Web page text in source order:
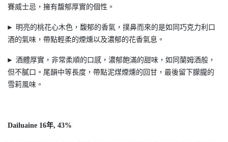
賽威士忌，擁有馥郁厚實的個性。
► 明亮的桃花心木色，馥郁的香氣，撲鼻而來的是如同巧克力利口
酒的氣味，帶點輕柔的煙燻以及濃郁的花香氣息。
► 酒體厚實，非常柔順的口感，濃郁飽滿的甜味，如同蘭姆酒般，
但不膩口。尾韻中等長度，帶點泥煤煙燻的回甘，最後留下朦朧的
雪莉風味。
Dailuaine 16年, 43%